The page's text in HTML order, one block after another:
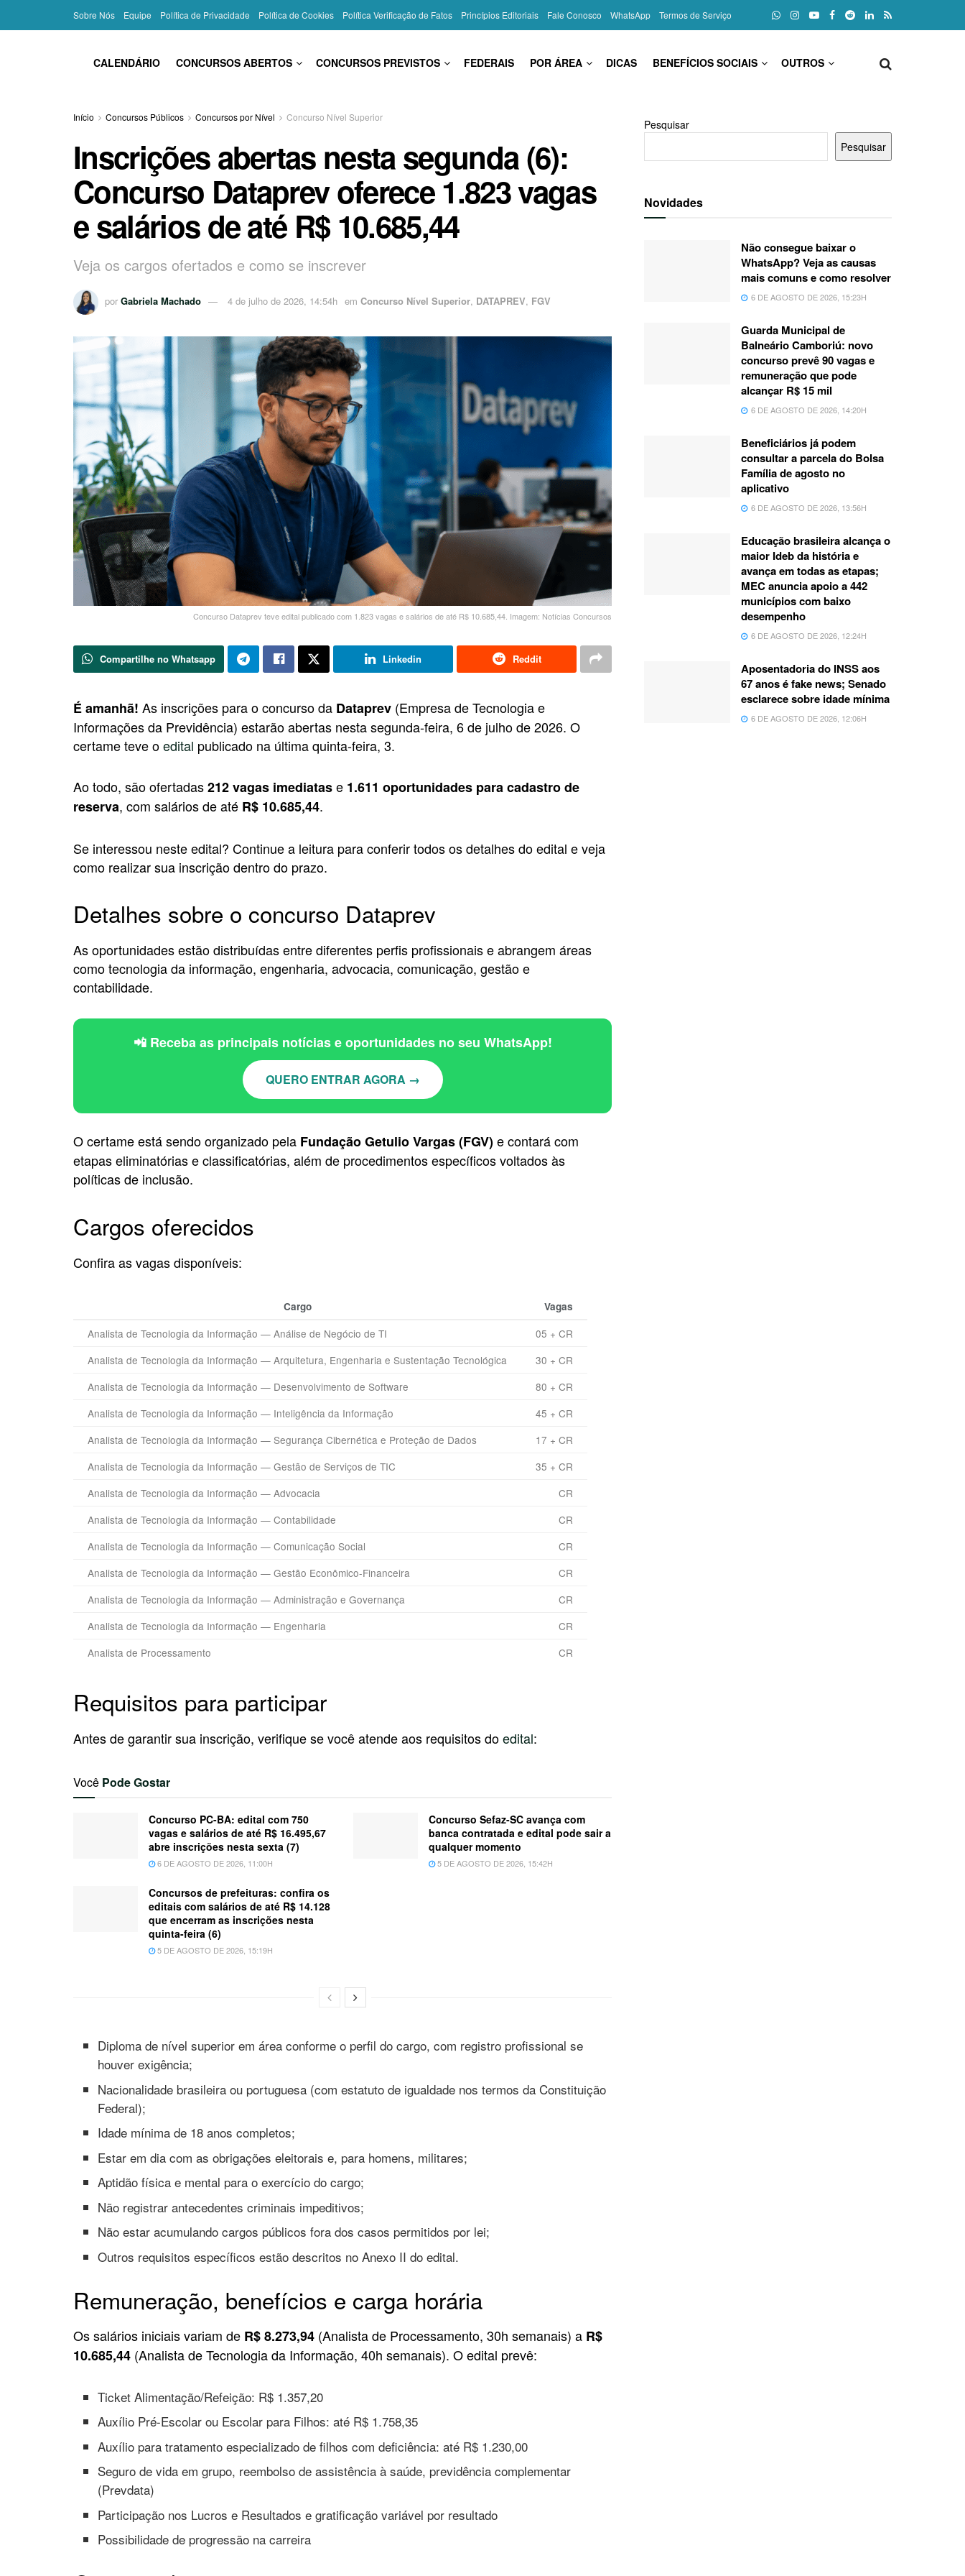
Sobre Nós Equipe Política de Privacidade Política de Cookies Política Verificação de Fatos Princípios Editoriais Fale Conosco WhatsApp Termos de Serviço
CALENDÁRIO CONCURSOS ABERTOS CONCURSOS PREVISTOS FEDERAIS POR ÁREA DICAS BENEFÍCIOS SOCIAIS OUTROS
Início Concursos Públicos Concursos por Nível Concurso Nível Superior
Inscrições abertas nesta segunda (6):
Concurso Dataprev oferece 1.823 vagas
e salários de até R$ 10.685,44
Veja os cargos ofertados e como se inscrever
por Gabriela Machado 4 de julho de 2026, 14:54h em Concurso Nível Superior, DATAPREV, FGV
Concurso Dataprev teve edital publicado com 1.823 vagas e salários de até R$ 10.685,44. Imagem: Notícias Concursos
Compartilhe no Whatsapp Linkedin Reddit
É amanhã! As inscrições para o concurso da Dataprev (Empresa de Tecnologia e
Informações da Previdência) estarão abertas nesta segunda-feira, 6 de julho de 2026. O
certame teve oedital publicado na última quinta-feira, 3.
Ao todo, são ofertadas212 vagas imediatase 1.611 oportunidades para cadastro de
reserva, com salários de até R$ 10.685,44.
Se interessou neste edital? Continue a leitura para conferir todos os detalhes do edital e veja
como realizar sua inscrição dentro do prazo.
Detalhes sobre o concurso Dataprev
As oportunidades estão distribuídas entre diferentes perfis profissionais e abrangem áreas
como tecnologia da informação, engenharia, advocacia, comunicação, gestão e
contabilidade.
📲 Receba as principais notícias e oportunidades no seu WhatsApp!
QUERO ENTRAR AGORA →
O certame está sendo organizado pela Fundação Getulio Vargas (FGV)e contará com
etapas eliminatórias e classificatórias, além de procedimentos específicos voltados às
políticas de inclusão.
Cargos oferecidos
Confira as vagas disponíveis:
Cargo Vagas
Analista de Tecnologia da Informação — Análise de Negócio de TI
05 + CR
Analista de Tecnologia da Informação — Arquitetura, Engenharia e Sustentação Tecnológica
30 + CR
Analista de Tecnologia da Informação — Desenvolvimento de Software
80 + CR
Analista de Tecnologia da Informação — Inteligência da Informação
45 + CR
Analista de Tecnologia da Informação — Segurança Cibernética e Proteção de Dados
17 + CR
Analista de Tecnologia da Informação — Gestão de Serviços de TIC
35 + CR
Analista de Tecnologia da Informação — Advocacia
CR
Analista de Tecnologia da Informação — Contabilidade
CR
Analista de Tecnologia da Informação — Comunicação Social
CR
Analista de Tecnologia da Informação — Gestão Econômico-Financeira
CR
Analista de Tecnologia da Informação — Administração e Governança
CR
Analista de Tecnologia da Informação — Engenharia
CR
Analista de Processamento
CR
Requisitos para participar
Antes de garantir sua inscrição, verifique se você atende aos requisitos doedital:
Você Pode Gostar
Concurso PC-BA: edital com 750
vagas e salários de até R$ 16.495,67
abre inscrições nesta sexta (7)
6 DE AGOSTO DE 2026, 11:00H
Concurso Sefaz-SC avança com
banca contratada e edital pode sair a
qualquer momento
5 DE AGOSTO DE 2026, 15:42H
Concursos de prefeituras: confira os
editais com salários de até R$ 14.128
que encerram as inscrições nesta
quinta-feira (6)
5 DE AGOSTO DE 2026, 15:19H
Diploma de nível superior em área conforme o perfil do cargo, com registro profissional se
houver exigência;
Nacionalidade brasileira ou portuguesa (com estatuto de igualdade nos termos da Constituição
Federal);
Idade mínima de 18 anos completos;
Estar em dia com as obrigações eleitorais e, para homens, militares;
Aptidão física e mental para o exercício do cargo;
Não registrar antecedentes criminais impeditivos;
Não estar acumulando cargos públicos fora dos casos permitidos por lei;
Outros requisitos específicos estão descritos no Anexo II do edital.
Remuneração, benefícios e carga horária
Os salários iniciais variam de R$ 8.273,94 (Analista de Processamento, 30h semanais) a R$
10.685,44 (Analista de Tecnologia da Informação, 40h semanais). O edital prevê:
Ticket Alimentação/Refeição: R$ 1.357,20
Auxílio Pré-Escolar ou Escolar para Filhos: até R$ 1.758,35
Auxílio para tratamento especializado de filhos com deficiência: até R$ 1.230,00
Seguro de vida em grupo, reembolso de assistência à saúde, previdência complementar
(Prevdata)
Participação nos Lucros e Resultados e gratificação variável por resultado
Possibilidade de progressão na carreira
Pesquisar
Pesquisar
Novidades
Não consegue baixar o
WhatsApp? Veja as causas
mais comuns e como resolver
6 DE AGOSTO DE 2026, 15:23H
Guarda Municipal de
Balneário Camboriú: novo
concurso prevê 90 vagas e
remuneração que pode
alcançar R$ 15 mil
6 DE AGOSTO DE 2026, 14:20H
Beneficiários já podem
consultar a parcela do Bolsa
Família de agosto no
aplicativo
6 DE AGOSTO DE 2026, 13:56H
Educação brasileira alcança o
maior Ideb da história e
avança em todas as etapas;
MEC anuncia apoio a 442
municípios com baixo
desempenho
6 DE AGOSTO DE 2026, 12:24H
Aposentadoria do INSS aos
67 anos é fake news; Senado
esclarece sobre idade mínima
6 DE AGOSTO DE 2026, 12:06H